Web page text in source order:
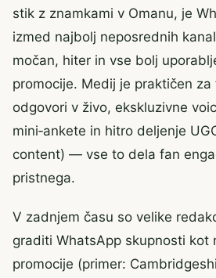
stik z znamkami v Omanu, je
izmed najbolj neposrednih
močan, hiter in vse bolj
promocije. Medij je praktičen za
odgovori v živo, ekskluzivne
mini‑ankete in hitro deljenje
content) — vse to dela fan
pristnega.
V zadnjem času so velike
graditi WhatsApp skupnosti kot
promocije (primer: